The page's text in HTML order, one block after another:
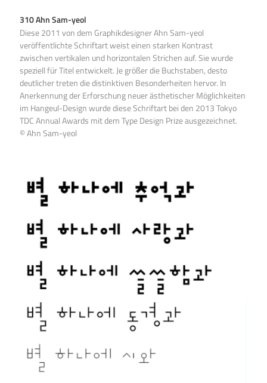
310 Ahn Sam-yeol
Diese 2011 von dem Graphikdesigner Ahn Sam-yeol
veröffentlichte Schriftart weist einen starken Kontrast
zwischen vertikalen und horizontalen Strichen auf. Sie wurde
speziell für Titel entwickelt. Je größer die Buchstaben, desto
deutlicher treten die distinktiven Besonderheiten hervor. In
Anerkennung der Erforschung neuer ästhetischer Möglichkeiten
im Hangeul-Design wurde diese Schriftart bei den 2013 Tokyo
TDC Annual Awards mit dem Type Design Prize ausgezeichnet.
© Ahn Sam-yeol